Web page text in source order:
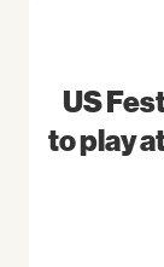
US
to play